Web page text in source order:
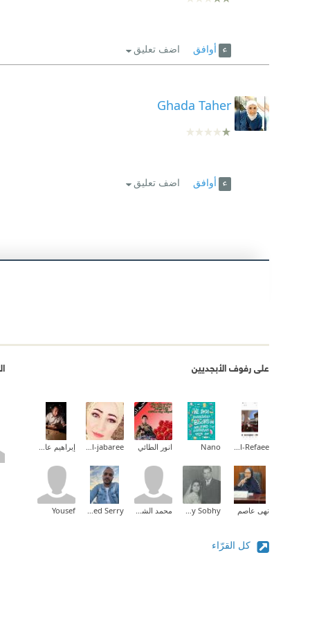
أوافق اضف تعليق
Ghada Taher
أوافق اضف تعليق
على رفوف الأبجديين
Fatma Al-Refaee
Nano انور الطائي Ghadeer Al-jabaree إبراهيم عادل
نهى عاصم Mina Hany Sobhy محمد الشحني Mohamed Serry
Yousef
كل القرّاء